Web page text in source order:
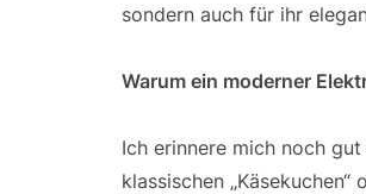
sondern auch für ihr
Warum ein moderner
Ich erinnere mich noch
klassischen